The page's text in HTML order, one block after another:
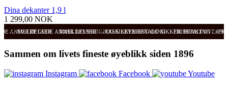
Dina dekanter 1,9 l
1 299,00 NOK
ANMELDELSER RASK LEVERING OG SIKKER BETALING FRI FRAKT OVER
SVÆRT GODE ANMELDELSER RASK LEVERING OG SIKKER BETALING
Sammen om livets fineste øyeblikk siden 1896
Instagram Facebook
Youtube